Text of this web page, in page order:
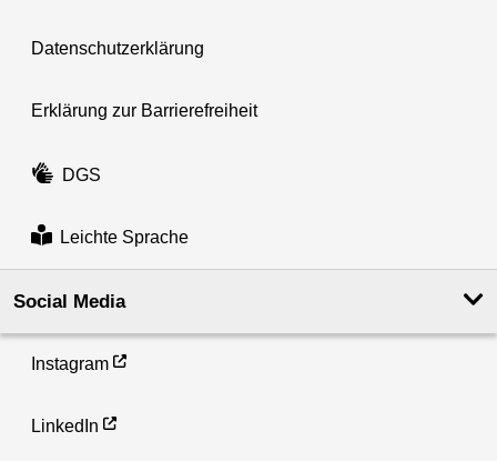
Datenschutzerklärung
Erklärung zur Barrierefreiheit
DGS
Leichte Sprache
Social Media
Instagram
LinkedIn